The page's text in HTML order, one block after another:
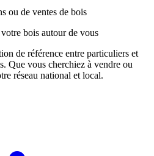
ou de ventes de bois
bois autour de vous
de référence entre particuliers et
Que vous cherchiez à vendre ou
réseau national et local.